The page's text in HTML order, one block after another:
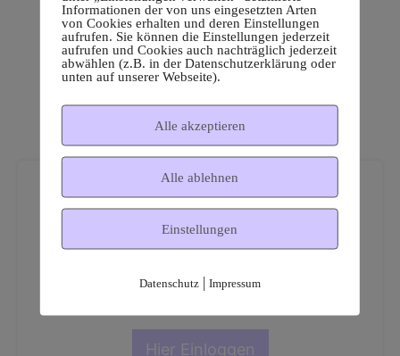
Dies ist ein geschützter
Mitgliederbereich!
Hier Einloggen
Informationen der von uns eingesetzten Arten
von Cookies erhalten und deren Einstellungen
aufrufen. Sie können die Einstellungen jederzeit
aufrufen und Cookies auch nachträglich jederzeit
abwählen (z.B. in der Datenschutzerklärung oder
unten auf unserer Webseite).
Alle akzeptieren
Alle ablehnen
Einstellungen
Datenschutz| Impressum